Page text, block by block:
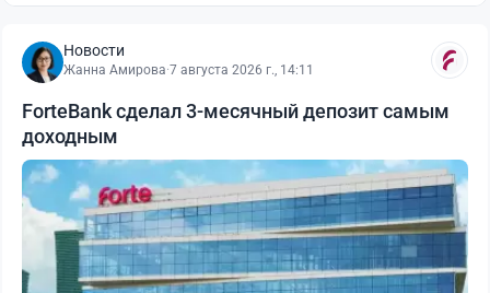
Новости
Жанна Амирова·7 августа 2026 г., 14:11
ForteBank сделал 3-месячный депозит самым
доходным